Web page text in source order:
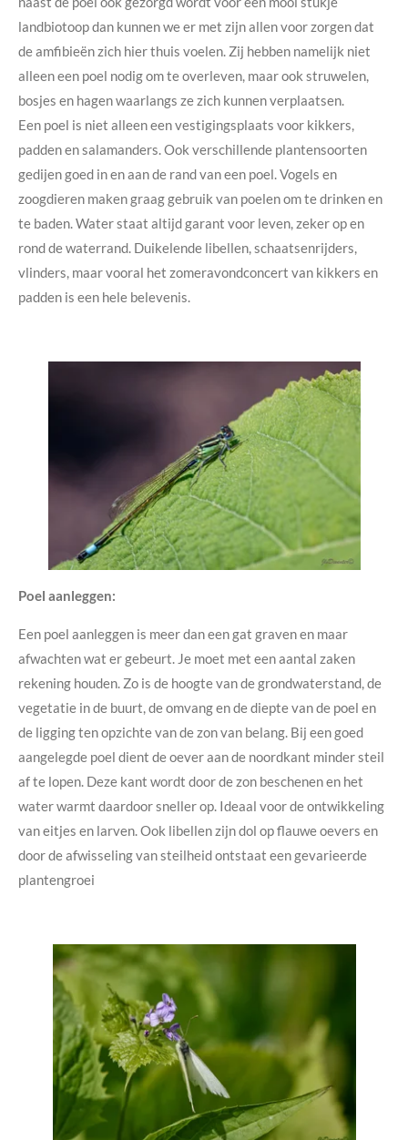
landbiotoop dan kunnen we er met zijn allen voor zorgen dat
de amfibieën zich hier thuis voelen. Zij hebben namelijk niet
alleen een poel nodig om te overleven, maar ook struwelen,
bosjes en hagen waarlangs ze zich kunnen verplaatsen.
Een poel is niet alleen een vestigingsplaats voor kikkers,
padden en salamanders. Ook verschillende plantensoorten
gedijen goed in en aan de rand van een poel. Vogels en
zoogdieren maken graag gebruik van poelen om te drinken en
te baden. Water staat altijd garant voor leven, zeker op en
rond de waterrand. Duikelende libellen, schaatsenrijders,
vlinders, maar vooral het zomeravondconcert van kikkers en
padden is een hele belevenis.
Poel aanleggen:
Een poel aanleggen is meer dan een gat graven en maar
afwachten wat er gebeurt. Je moet met een aantal zaken
rekening houden. Zo is de hoogte van de grondwaterstand, de
vegetatie in de buurt, de omvang en de diepte van de poel en
de ligging ten opzichte van de zon van belang. Bij een goed
aangelegde poel dient de oever aan de noordkant minder steil
af te lopen. Deze kant wordt door de zon beschenen en het
water warmt daardoor sneller op. Ideaal voor de ontwikkeling
van eitjes en larven. Ook libellen zijn dol op flauwe oevers en
door de afwisseling van steilheid ontstaat een gevarieerde
plantengroei